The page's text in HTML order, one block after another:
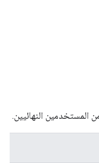
المستخدمين النهائيين.